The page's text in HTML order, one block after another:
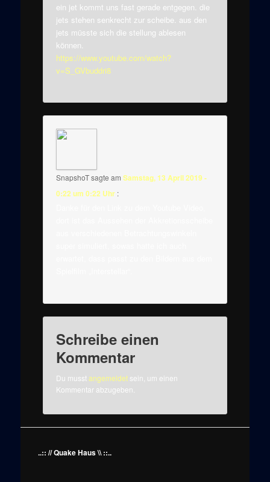
ein jet kommt uns fast gerade entgegen. die
jets stehen senkrecht zur scheibe. aus den
jets müsste sich die stellung ablesen
können.
https://www.youtube.com/watch?
v=S_GVbuddri8
SnapshoTsagte am Samstag, 13 April 2019 -
0:22 um 0:22 Uhr :
Schreibe einen
Kommentar
Du musstangemeldetsein, um einen
Kommentar abzugeben.
..:: // Quake Haus \\ ::..